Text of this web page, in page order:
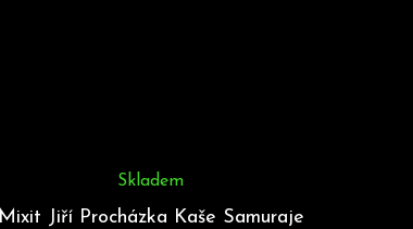
Mixit Jiří Procházka Kaše Samuraje
Skladem